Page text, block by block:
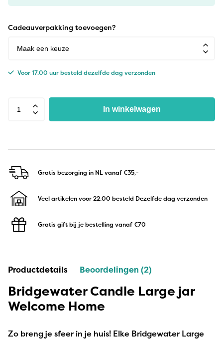
Cadeauverpakking toevoegen?
Voor 17.00 uur besteld dezelfde dag verzonden
In winkelwagen
Gratis bezorging in NLvanaf €35,-
Veel artikelen voor 22.00 besteld Dezelfde dag verzonden
Gratis gift bij je bestelling vanaf €70
Productdetails Beoordelingen (2)
Bridgewater Candle Large jar
Welcome Home
Zo breng je sfeer in je huis! Elke Bridgewater Large